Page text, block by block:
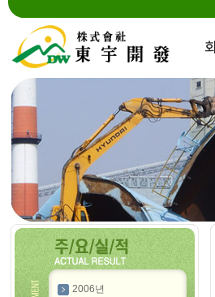
2006년